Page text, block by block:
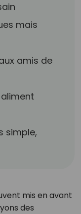
mais
amis de
simple,
mis en avant
des